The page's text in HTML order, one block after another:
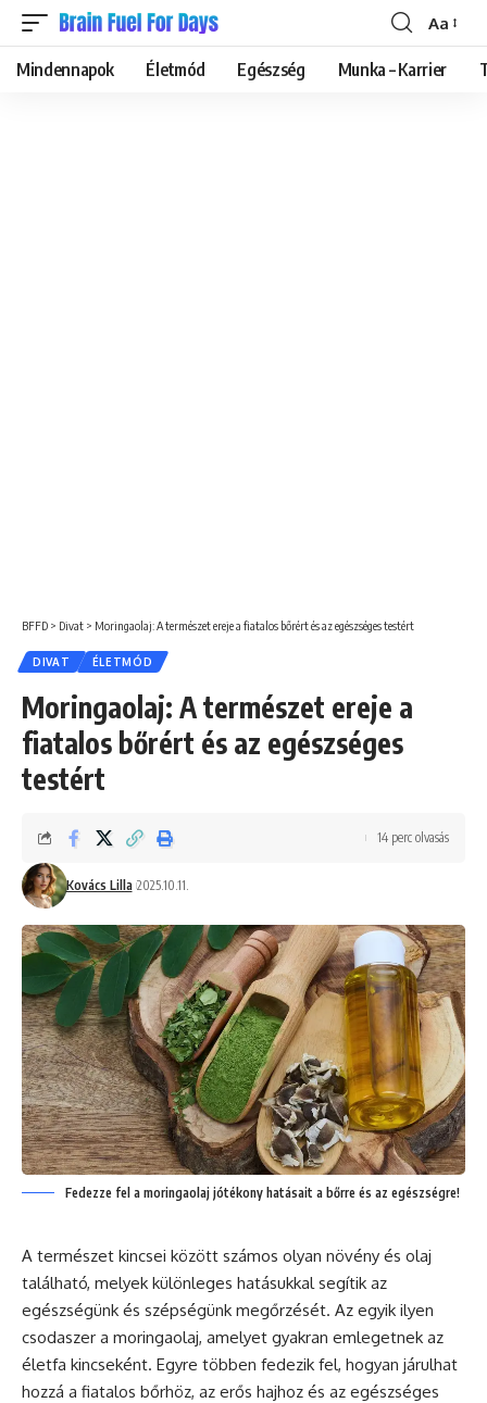
Font
Resizer
Aa
Mindennapok Életmód Egészség Munka – Karrier
BFFD > Divat > Moringaolaj: A természet ereje a fiatalos bőrért és az egészséges testért
DIVAT ÉLETMÓD
Moringaolaj: A természet ereje a
fiatalos bőrért és az egészséges
testért
Kovács Lilla 2025.10.11.
14 perc olvasás
Fedezze fel a moringaolaj jótékony hatásait a bőrre és az egészségre!
A természet kincsei között számos olyan növény és olaj
található, melyek különleges hatásukkal segítik az
egészségünk és szépségünk megőrzését. Az egyik ilyen
csodaszer a moringaolaj, amelyet gyakran emlegetnek az
életfa kincseként. Egyre többen fedezik fel, hogyan járulhat
hozzá a fiatalos bőrhöz, az erős hajhoz és az egészséges